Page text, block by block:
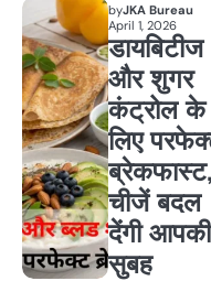
byJKA Bureau
April 1, 2026
डायबिटीज
और शुगर
कंट्रोल के
लिए
चीजें बदल
देंगी आपकी
सुबह